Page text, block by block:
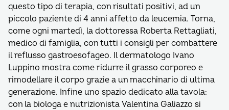
questo tipo di terapia, con risultati positivi, ad un
piccolo paziente di 4 anni affetto da leucemia. Torna,
come ogni martedì, la dottoressa Roberta Rettagliati,
medico di famiglia, con tutti i consigli per combattere
il reflusso gastroesofageo. Il dermatologo Ivano
Luppino mostra come ridurre il grasso corporeo e
rimodellare il corpo grazie a un macchinario di ultima
generazione. Infine uno spazio dedicato alla tavola:
con la biologa e nutrizionista Valentina Galiazzo si